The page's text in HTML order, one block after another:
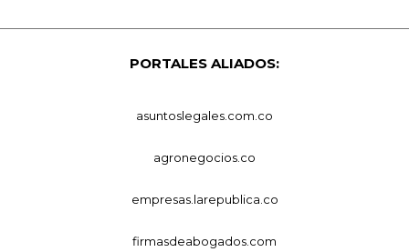
PORTALES ALIADOS:
asuntoslegales.com.co
agronegocios.co
empresas.larepublica.co
firmasdeabogados.com